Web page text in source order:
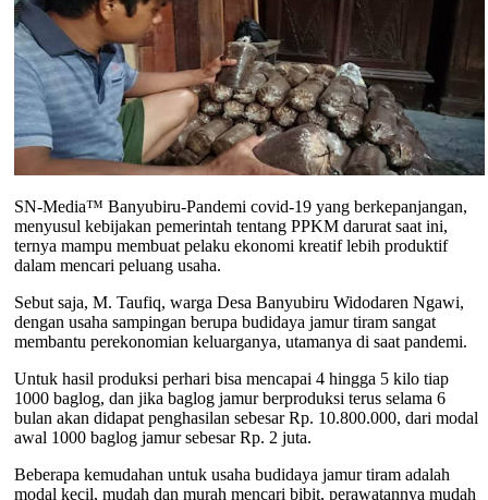
SN-Media™ Banyubiru-Pandemi covid-19 yang berkepanjangan,
menyusul kebijakan pemerintah tentang PPKM darurat saat ini,
ternya mampu membuat pelaku ekonomi kreatif lebih produktif
dalam mencari peluang usaha.
Sebut saja, M. Taufiq, warga Desa Banyubiru Widodaren Ngawi,
dengan usaha sampingan berupa budidaya jamur tiram sangat
membantu perekonomian keluarganya, utamanya di saat pandemi.
Untuk hasil produksi perhari bisa mencapai 4 hingga 5 kilo tiap
1000 baglog, dan jika baglog jamur berproduksi terus selama 6
bulan akan didapat penghasilan sebesar Rp. 10.800.000, dari modal
awal 1000 baglog jamur sebesar Rp. 2 juta.
Beberapa kemudahan untuk usaha budidaya jamur tiram adalah
modal kecil, mudah dan murah mencari bibit, perawatannya mudah